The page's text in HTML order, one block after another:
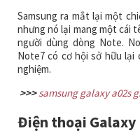
Samsung ra mắt lại một
nhưng nó lại mang một cái
người dùng dòng Note.
Note7 có cơ hội sở hữu lại
nghiệm.
>>> samsung galaxy a02s
Điện thoại Galaxy